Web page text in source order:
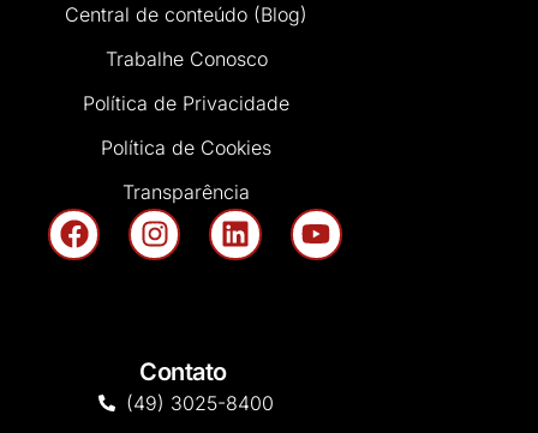
Central de conteúdo (Blog)
Trabalhe Conosco
Política de Privacidade
Política de Cookies
Transparência
Contato
(49) 3025-8400